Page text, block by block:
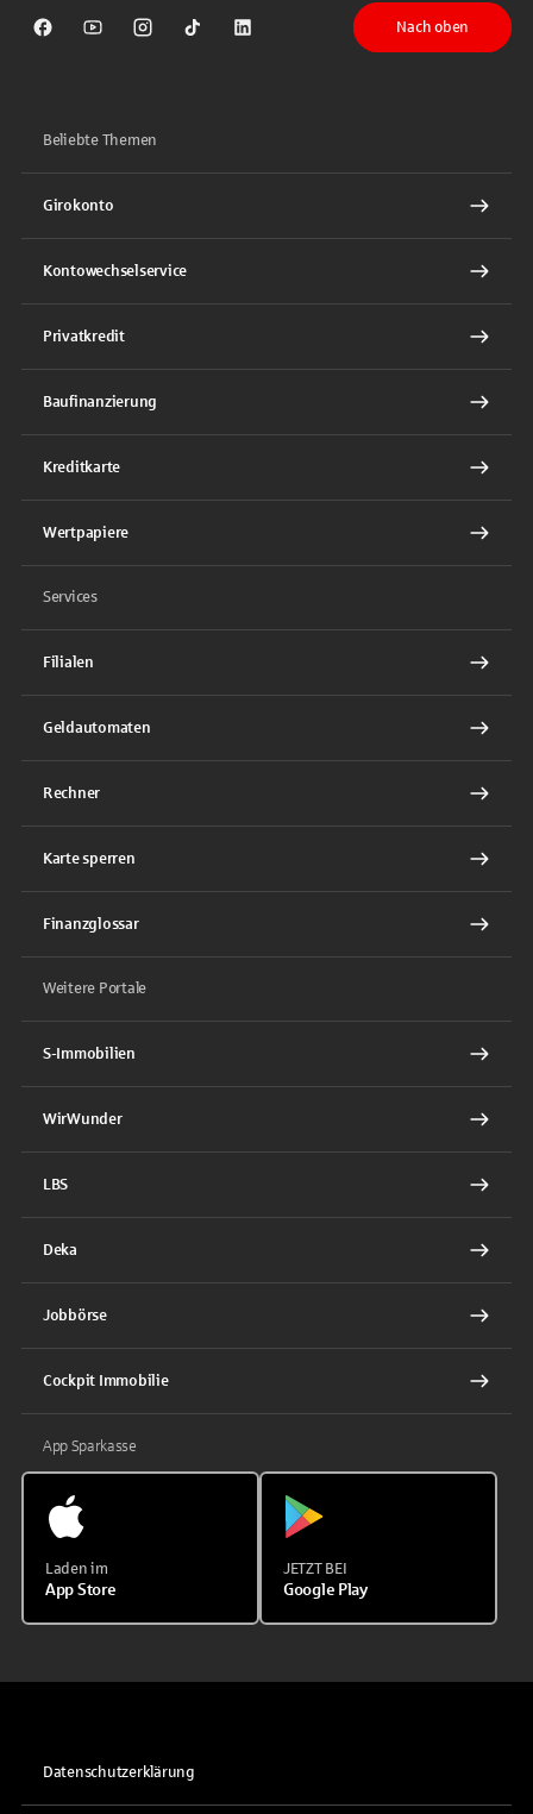
Sparkasse auf Facebook
Sparkasse auf Youtube
Sparkasse auf Instagram
Sparkasse auf TikTok
Sparkasse auf LinkedIn
Nach oben
Beliebte Themen
Girokonto
Kontowechselservice
Privatkredit
Baufinanzierung
Kreditkarte
Wertpapiere
Services
Filialen
Geldautomaten
Rechner
Karte sperren
Finanzglossar
Weitere Portale
S-Immobilien
WirWunder
LBS
Deka
Jobbörse
Cockpit Immobilie
App Sparkasse
Laden im
App Store
JETZT BEI
Google Play
Datenschutzerklärung